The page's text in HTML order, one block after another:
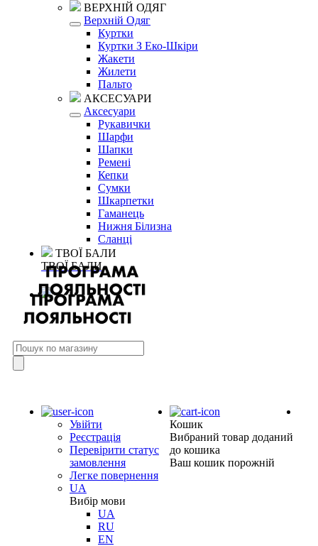
ВЕРХНІЙ ОДЯГ
Верхній Одяг
Куртки
Куртки З Еко-Шкіри
Жакети
Жилети
Пальто
АКСЕСУАРИ
Аксесуари
Рукавички
Шарфи
Шапки
Ремені
Кепки
Сумки
Шкарпетки
Гаманець
Нижня Білизна
Сланці
ТВОЇ БАЛИ
ТВОЇ БАЛИ
Увійти
Реєстрація
Перевірити статус
замовлення
Легке повернення
UA
Вибір мови
UA
RU
EN
Кошик
Вибраний товар доданий
до кошика
Ваш кошик порожній